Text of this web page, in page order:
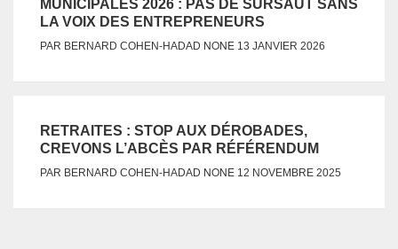
MUNICIPALES 2026 : PAS DE SURSAUT SANS
LA VOIX DES ENTREPRENEURS
PAR BERNARD COHEN-HADAD NONE 13 JANVIER 2026
RETRAITES : STOP AUX DÉROBADES,
CREVONS L’ABCÈS PAR RÉFÉRENDUM
PAR BERNARD COHEN-HADAD NONE 12 NOVEMBRE 2025